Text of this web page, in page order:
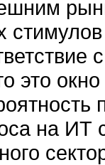
это
на ИТ